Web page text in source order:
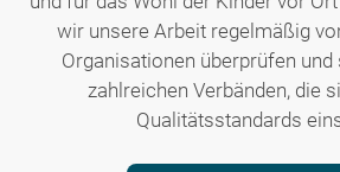
wir unsere Arbeit regelmäßig
Organisationen überprüfen
zahlreichen Verbänden, die
Qualitätsstandards